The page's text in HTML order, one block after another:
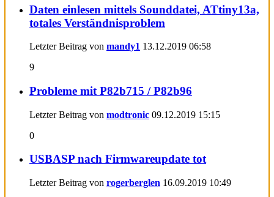
Daten einlesen mittels Sounddatei, ATtiny13a,
totales Verständnisproblem
Letzter Beitrag von mandy1 13.12.2019 06:58
9
Probleme mit P82b715 / P82b96
Letzter Beitrag von modtronic 09.12.2019 15:15
0
USBASP nach Firmwareupdate tot
Letzter Beitrag von rogerberglen 16.09.2019 10:49